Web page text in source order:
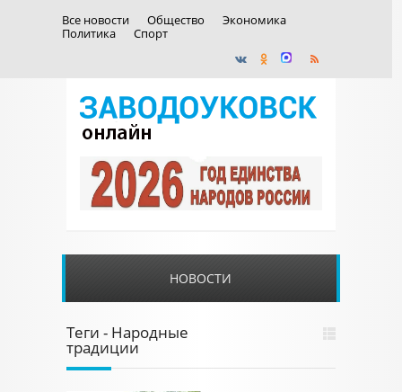
Все новости Общество
Экономика
Политика
Спорт
НОВОСТИ
Теги - Народные
традиции